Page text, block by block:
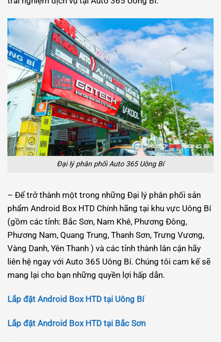
Đại lý phân phối Auto 365 Uông Bí
– Để trở thành một trong những Đại lý phân phối sản
phẩm Android Box HTD Chính hãng tại khu vực Uông Bí
(gồm các tỉnh: Bắc Sơn, Nam Khê, Phương Đông,
Phương Nam, Quang Trung, Thanh Sơn, Trưng Vương,
Vàng Danh, Yên Thanh ) và các tỉnh thành lân cận hãy
liên hệ ngay với Auto 365 Uông Bí. Chúng tôi cam kế sẽ
mang lại cho bạn những quyền lợi hấp dẫn.
Lắp đặt Android Box HTD tại Uông Bí
Lắp đặt Android Box HTD tại Bắc Sơn